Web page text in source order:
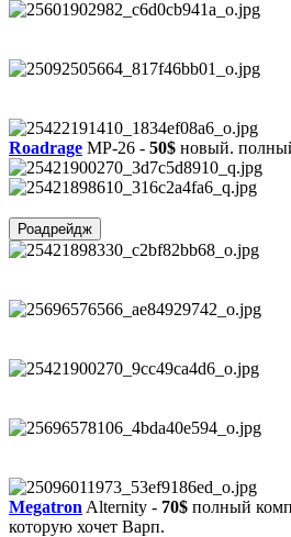
Roadrage MP-26 - 50$ новый.
Роадрейдж
Megatron Alternity - 70$ полный
которую хочет Варп.